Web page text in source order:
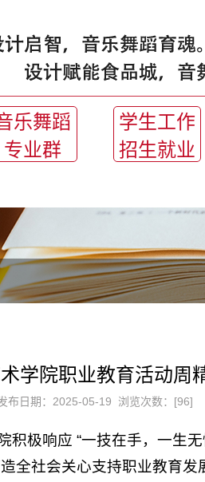
乐舞蹈
专业群
学生工作
招生就业
学院职业教育活动周
布日期：2025-05-19 浏览次数：[96]
极响应 “一技在手，一生
全社会关心支持职业教育